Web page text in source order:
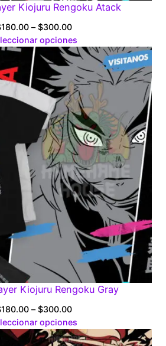
Kiojuru Rengoku Atack
180.00 – $300.00Price
range:
$180.00
through
$300.00
opciones
Kiojuru Rengoku Gray
180.00 – $300.00Price
range:
$180.00
opciones